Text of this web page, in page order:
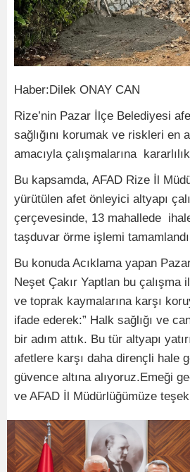
Haber:Dilek ONAY CAN
Rize’nin Pazar İlçe Belediyesi
sağlığını korumak ve riskleri en
amacıyla çalışmalarına
Bu kapsamda, AFAD Rize İl
yürütülen afet önleyici altyapı
çerçevesinde, 13 mahallede
taşduvar örme işlemi
Bu konuda Acıklama yapan
Neşet Çakır Yaptlan bu çalışma
ve toprak kaymalarına karşı
ifade ederek:” Halk sağlığı ve
bir adım attık. Bu tür altyapı
afetlere karşı daha dirençli hale
güvence altına alıyoruz.Emeği
ve AFAD İl Müdürlüğümüze